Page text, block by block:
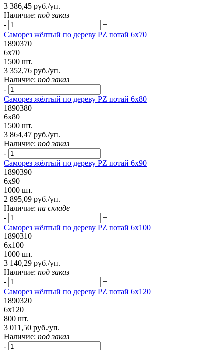
3 386,45 руб./уп.
Наличие: под заказ
-
+
Саморез жёлтый по дереву PZ потай 6х70
1890370
6х70
1500 шт.
3 352,76 руб./уп.
Наличие: под заказ
-
+
Саморез жёлтый по дереву PZ потай 6х80
1890380
6х80
1500 шт.
3 864,47 руб./уп.
Наличие: под заказ
-
+
Саморез жёлтый по дереву PZ потай 6х90
1890390
6х90
1000 шт.
2 895,09 руб./уп.
Наличие: на складе
-
+
Саморез жёлтый по дереву PZ потай 6х100
1890310
6х100
1000 шт.
3 140,29 руб./уп.
Наличие: под заказ
-
+
Саморез жёлтый по дереву PZ потай 6х120
1890320
6х120
800 шт.
3 011,50 руб./уп.
Наличие: под заказ
-
+